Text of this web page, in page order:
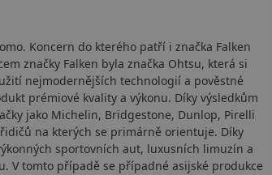
Koncern do kterého patří i značka Falken
značky Falken byla značka Ohtsu, která si
nejmodernějších technologií a pověstné
prémiové kvality a výkonu. Díky výsledkům
jako Michelin, Bridgestone, Dunlop, Pirelli
na kterých se primárně orientuje. Díky
sportovních aut, luxusních limuzín a
V tomto případě se případné asijské produkce